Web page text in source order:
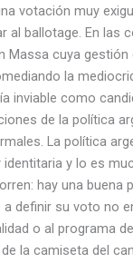
votación muy
al ballotage. En las
Massa cuya
la
inviable como
de la política
La política
y lo es
hay una buena
definir su voto no
o al programa
la camiseta del